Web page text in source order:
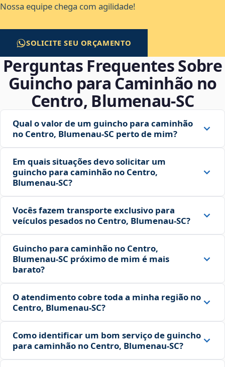
Nossa equipe chega com agilidade!
SOLICITE SEU ORÇAMENTO
Perguntas Frequentes Sobre
Guincho para Caminhão no
Centro, Blumenau‑SC
Qual o valor de um guincho para caminhão
no Centro, Blumenau‑SC perto de mim?
Em quais situações devo solicitar um
guincho para caminhão no Centro,
Blumenau‑SC?
Vocês fazem transporte exclusivo para
veículos pesados no Centro, Blumenau‑SC?
Guincho para caminhão no Centro,
Blumenau‑SC próximo de mim é mais
barato?
O atendimento cobre toda a minha região no
Centro, Blumenau‑SC?
Como identificar um bom serviço de guincho
para caminhão no Centro, Blumenau‑SC?